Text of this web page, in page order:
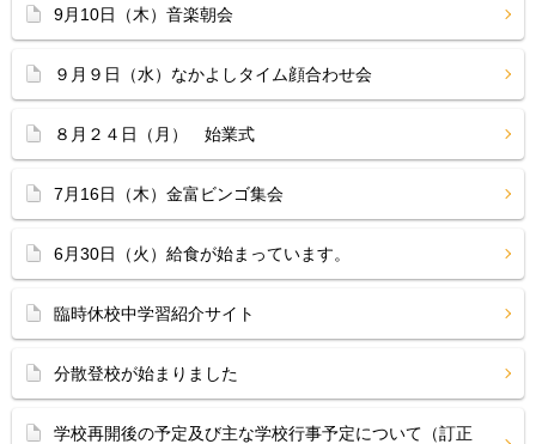
9月10日（木）音楽朝会
９月９日（水）なかよしタイム顔合わせ会
８月２４日（月） 始業式
7月16日（木）金富ビンゴ集会
6月30日（火）給食が始まっています。
臨時休校中学習紹介サイト
分散登校が始まりました
学校再開後の予定及び主な学校行事予定について（訂正